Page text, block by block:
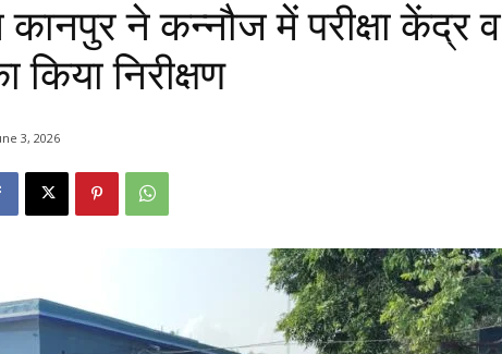
कानपुर ने कन्नौज में परीक्षा केंद्र व
किया निरीक्षण
3, 2026